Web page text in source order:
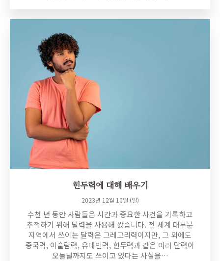
힌두력에 대해 배우기
2023년 12월 10일 (일)
수천 년 동안 사람들은 시간과 중요한 사건을 기록하고
추적하기 위해 달력을 사용해 왔습니다. 전 세계 대부분
지역에서 쓰이는 달력은 그레고리력이지만, 그 외에도
중국력, 이슬람력, 유대인력, 힌두력과 같은 여러 달력이
오늘날까지도 쓰이고 있다는 사실을…